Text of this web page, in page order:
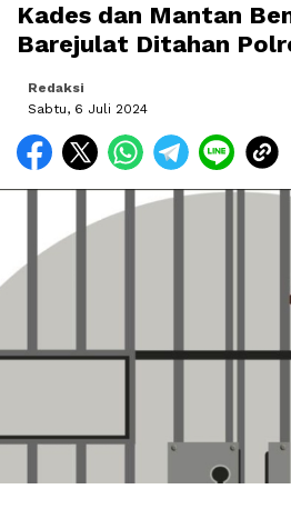
Kades dan Mantan
Barejulat Ditahan
Redaksi
Sabtu, 6 Juli 2024